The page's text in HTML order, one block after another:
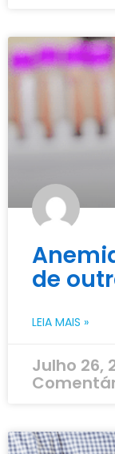
de
LEIA MAIS »
Julho 26,